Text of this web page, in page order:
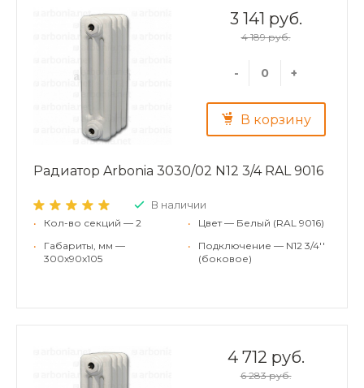
3 141 руб.
4 189 руб.
- +
В корзину
Радиатор Arbonia 3030/02 N12 3/4 RAL 9016
В наличии
•
Кол-во секций — 2
•
Габариты, мм —
300x90x105
•
Цвет — Белый (RAL 9016)
•
Подключение — N12 3/4''
(боковое)
4 712 руб.
6 283 руб.